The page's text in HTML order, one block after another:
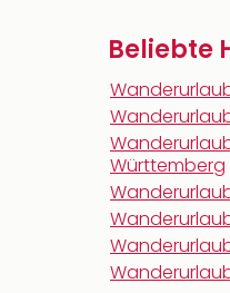
Beliebte
Württemberg